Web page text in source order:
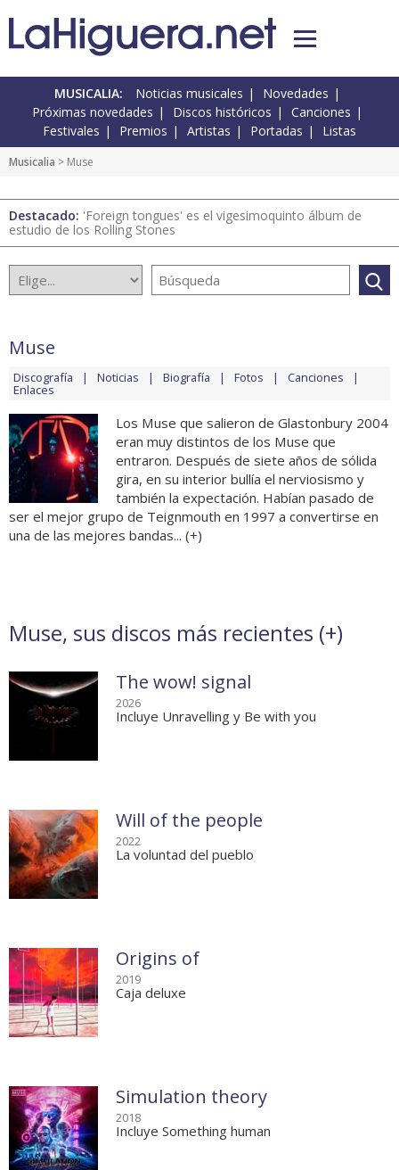
MUSICALIA: Noticias musicales
Novedades
Próximas novedades
Discos históricos
Canciones
Festivales
Premios Artistas Portadas Listas
Musicalia > Muse
Destacado: 'Foreign tongues' es el vigesimoquinto álbum de
estudio de los Rolling Stones
Muse
Discografía Noticias Biografía Fotos Canciones
Enlaces
Los Muse que salieron de Glastonbury 2004
eran muy distintos de los Muse que
entraron. Después de siete años de sólida
gira, en su interior bullía el nerviosismo y
también la expectación. Habían pasado de
ser el mejor grupo de Teignmouth en 1997 a convertirse en
una de las mejores bandas... (+)
Muse, sus discos más recientes (+)
The wow! signal
2026
Incluye Unravelling y Be with you
Will of the people
2022
La voluntad del pueblo
Origins of
2019
Caja deluxe
Simulation theory
2018
Incluye Something human